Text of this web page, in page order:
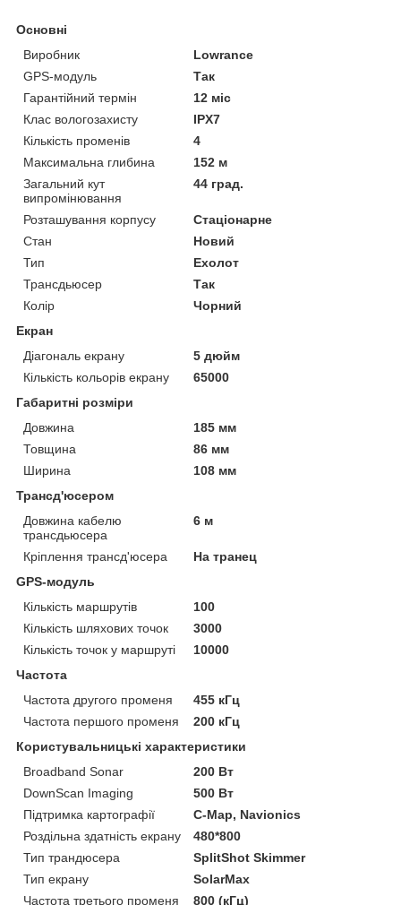
Основні
Виробник
Lowrance
GPS-модуль
Так
Гарантійний термін
12 міс
Клас вологозахисту
IPX7
Кількість променів
4
Максимальна глибина
152 м
Загальний кут
випромінювання
44 град.
Розташування корпусу
Стаціонарне
Стан
Новий
Тип
Ехолот
Трансдьюсер
Так
Колір
Чорний
Екран
Діагональ екрану
5 дюйм
Кількість кольорів екрану
65000
Габаритні розміри
Довжина
185 мм
Товщина
86 мм
Ширина
108 мм
Трансд'юсером
Довжина кабелю
трансдьюсера
6 м
Кріплення трансд'юсера
На транец
GPS-модуль
Кількість маршрутів
100
Кількість шляхових точок
3000
Кількість точок у маршруті
10000
Частота
Частота другого променя
455 кГц
Частота першого променя
200 кГц
Користувальницькі характеристики
Broadband Sonar
200 Вт
DownScan Imaging
500 Вт
Підтримка картографії
C-Map, Navionics
Роздільна здатність екрану
480*800
Тип трандюсера
SplitShot Skimmer
Тип екрану
SolarMax
Частота третього променя
800 (кГц)